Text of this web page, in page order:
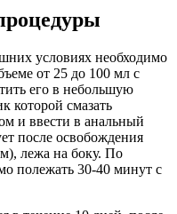
условиях необходимо
от 25 до 100 мл с
его в небольшую
которой смазать
и ввести в анальный
после освобождения
лежа на боку. По
полежать 30-40 минут с